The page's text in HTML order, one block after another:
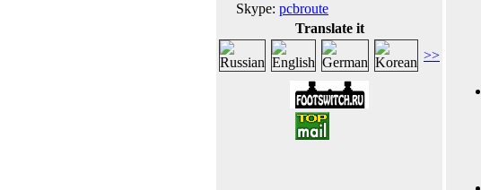
Skype: pcbroute
Translate it
>>